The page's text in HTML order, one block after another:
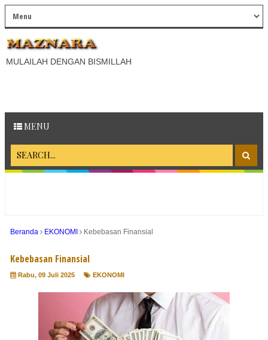
MULAILAH DENGAN BISMILLAH
MENU
Beranda EKONOMI Kebebasan Finansial
Kebebasan Finansial
Rabu, 09 Juli 2025 EKONOMI